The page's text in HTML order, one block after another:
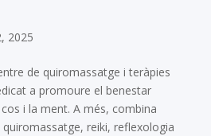
2025
de quiromassatge i teràpies
a promoure el benestar
cos i la ment. A més, combina
reiki, reflexologia